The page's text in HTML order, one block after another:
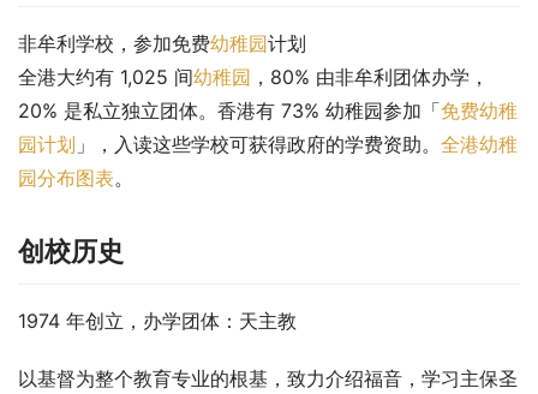
非牟利学校，参加免费幼稚园计划
全港大约有 1,025 间幼稚园 ，80% 由非牟利团体办学，
20% 是私立独立团体。香港有 73% 幼稚园参加「免费幼稚
园计划 」，入读这些学校可获得政府的学费资助。 全港幼稚
园分布图表。
创校历史
1974 年创立，办学团体：天主教
以基督为整个教育专业的根基，致力介绍福音，学习主保圣